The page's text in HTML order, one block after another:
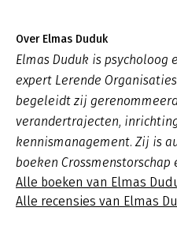
Over Elmas Duduk
Elmas Duduk is psycholoog
expert Lerende
begeleidt zij
verandertrajecten,
kennismanagement. Zij is
boeken Crossmenstorschap
Alle boeken van Elmas
Alle recensies van Elmas